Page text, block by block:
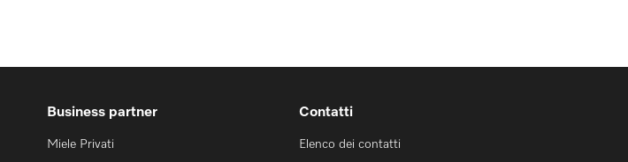
Business partner
Miele Privati
Contatti
Elenco dei contatti